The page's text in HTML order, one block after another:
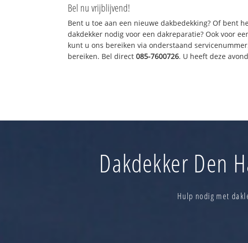
Bel nu vrijblijvend!
Bent u toe aan een nieuwe dakbedekking? Of bent
dakdekker nodig voor een dakreparatie? Ook voor
kunt u ons bereiken via onderstaand
bereiken. Bel direct085-7600726. U heeft deze
Dakdekker Den
Hulp nodig met